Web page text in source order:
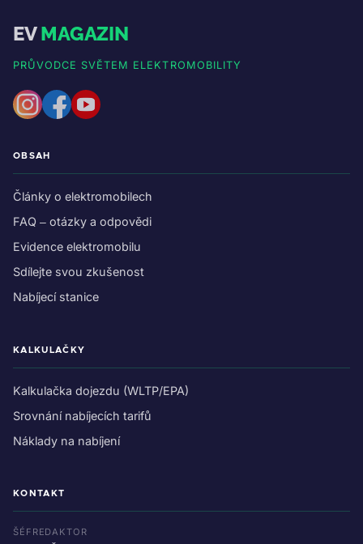
EVMAGAZIN
PRŮVODCE SVĚTEM ELEKTROMOBILITY
OBSAH
Články o elektromobilech
FAQ – otázky a odpovědi
Evidence elektromobilu
Sdílejte svou zkušenost
Nabíjecí stanice
KALKULAČKY
Kalkulačka dojezdu (WLTP/EPA)
Srovnání nabíjecích tarifů
Náklady na nabíjení
KONTAKT
ŠÉFREDAKTOR